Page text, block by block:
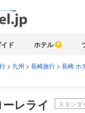
ド ホテル
> 九州 > 長崎旅行 > 長崎 ホ
レライ スタンダ